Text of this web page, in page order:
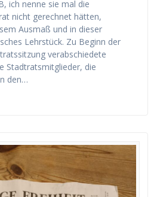
ich nenne sie mal die
nicht gerechnet hätten,
Ausmaß und in dieser
Lehrstück. Zu Beginn der
verabschiedete
Stadtratsmitglieder, die
den…